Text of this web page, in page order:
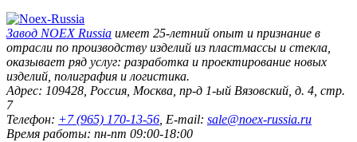
Завод NOEX Russia имеет 25-летний опыт и признание в
отрасли по производству изделий из пластмассы и стекла,
оказывает ряд услуг: разработка и проектирование новых
изделий, полиграфия и логистика.
Адрес: 109428, Россия, Москва, пр-д 1-ый Вязовский, д. 4, стр.
7
Телефон: +7 (965) 170-13-56, E-mail: sale@noex-russia.ru
Время работы: пн-пт 09:00-18:00